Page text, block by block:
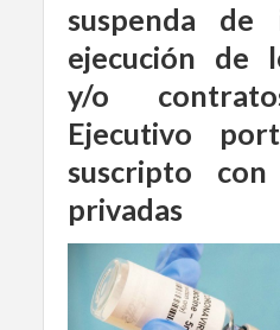
suspenda de
ejecución de
y/o
Ejecutivo
suscripto con
privadas